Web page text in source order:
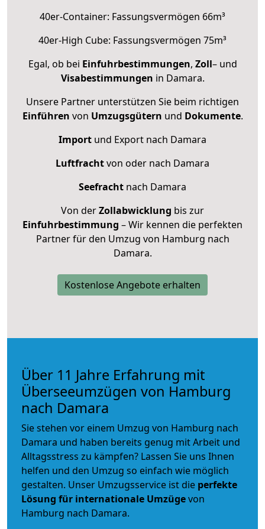
40er-Container: Fassungsvermögen 66m³
40er-High Cube: Fassungsvermögen 75m³
Egal, ob bei Einfuhrbestimmungen, Zoll– und
Visabestimmungen in Damara.
Unsere Partner unterstützen Sie beim richtigen
Einführen von Umzugsgütern und Dokumente.
Import und Export nach Damara
Luftfrachtvon oder nach Damara
Seefracht nach Damara
Von derZollabwicklung bis zur
Einfuhrbestimmung – Wir kennen die perfekten
Partner für den Umzug von Hamburg nach
Damara.
Kostenlose Angebote erhalten
Über 11 Jahre Erfahrung mit
Überseeumzügen von Hamburg
nach Damara
Sie stehen vor einem Umzug von Hamburg nach
Damara und haben bereits genug mit Arbeit und
Alltagsstress zu kämpfen? Lassen Sie uns Ihnen
helfen und den Umzug so einfach wie möglich
gestalten. Unser Umzugsservice ist die perfekte
Lösung für internationale Umzügevon
Hamburg nach Damara.